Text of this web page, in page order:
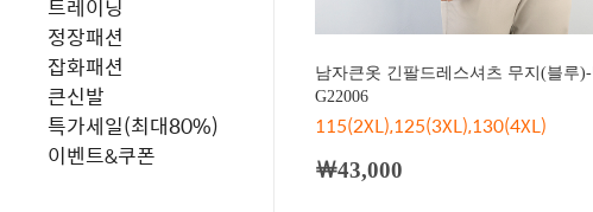
트레이닝
정장패션
잡화패션
큰신발
특가세일(최대80%)
이벤트&쿠폰
남자큰옷 긴팔드레스셔츠 무지(블루
G22006
115(2XL),125(3XL),130(4XL)
￦43,000